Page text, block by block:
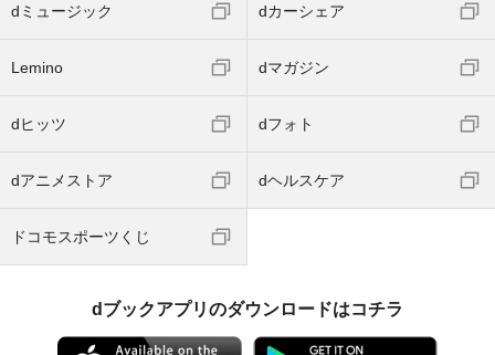
dミュージック dカーシェア
Lemino dマガジン
dヒッツ dフォト
dアニメストア dヘルスケア
ドコモスポーツくじ
dブックアプリのダウンロードはコチラ